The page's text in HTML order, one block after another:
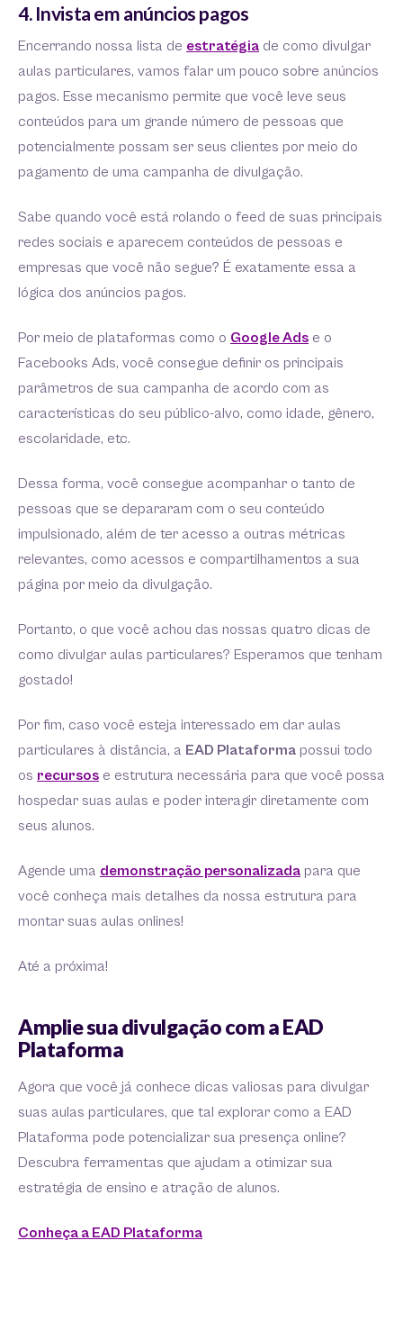
4. Invista em anúncios pagos
Encerrando nossa lista de estratégia de como divulgar
aulas particulares, vamos falar um pouco sobre anúncios
pagos. Esse mecanismo permite que você leve seus
conteúdos para um grande número de pessoas que
potencialmente possam ser seus clientes por meio do
pagamento de uma campanha de divulgação.
Sabe quando você está rolando o feed de suas principais
redes sociais e aparecem conteúdos de pessoas e
empresas que você não segue? É exatamente essa a
lógica dos anúncios pagos.
Por meio de plataformas como o Google Ads e o
Facebooks Ads, você consegue definir os principais
parâmetros de sua campanha de acordo com as
características do seu público-alvo, como idade, gênero,
escolaridade, etc.
Dessa forma, você consegue acompanhar o tanto de
pessoas que se depararam com o seu conteúdo
impulsionado, além de ter acesso a outras métricas
relevantes, como acessos e compartilhamentos a sua
página por meio da divulgação.
Portanto, o que você achou das nossas quatro dicas de
como divulgar aulas particulares? Esperamos que tenham
gostado!
Por fim, caso você esteja interessado em dar aulas
particulares à distância, a EAD Plataforma possui todo
os recursos e estrutura necessária para que você possa
hospedar suas aulas e poder interagir diretamente com
seus alunos.
Agende uma demonstração personalizada para que
você conheça mais detalhes da nossa estrutura para
montar suas aulas onlines!
Até a próxima!
Amplie sua divulgação com a EAD
Plataforma
Agora que você já conhece dicas valiosas para divulgar
suas aulas particulares, que tal explorar como a EAD
Plataforma pode potencializar sua presença online?
Descubra ferramentas que ajudam a otimizar sua
estratégia de ensino e atração de alunos.
Conheça a EAD Plataforma